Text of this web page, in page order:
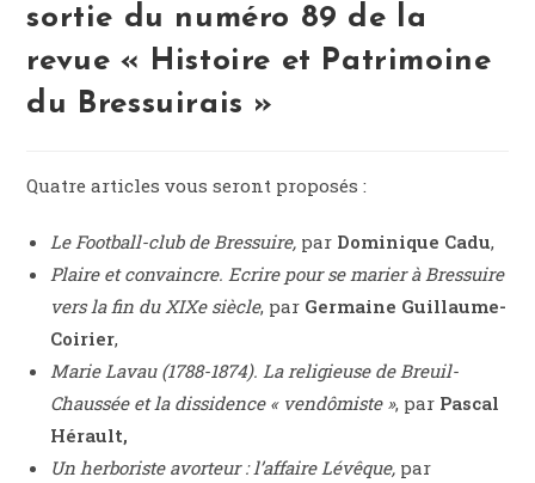
sortie du numéro 89 de la
revue « Histoire et Patrimoine
du Bressuirais »
Quatre articles vous seront proposés :
Le Football-club de Bressuire, par Dominique Cadu,
Plaire et convaincre. Ecrire pour se marier à Bressuire
vers la fin du XIXe siècle, par Germaine Guillaume-
Coirier,
Marie Lavau (1788-1874). La religieuse de Breuil-
Chaussée et la dissidence « vendômiste », par Pascal
Hérault,
Un herboriste avorteur : l’affaire Lévêque, par